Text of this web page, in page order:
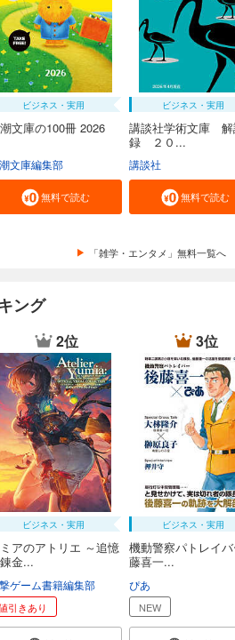
ビジネス・実用
文庫の100冊 2026
文庫編集部
無料で読む
ビジネス・実用
講談社学術文庫 解
録 ２０...
講談社
無料で読む
「雑学・エンタメ」無料一覧へ
ング
2位
ビジネス・実用
アのアトリエ ～追憶
金...
ゲーム書籍編集部
引きあり
3位
ビジネス・実用
機動警察パトレイ
藤喜一...
ぴあ
NEW